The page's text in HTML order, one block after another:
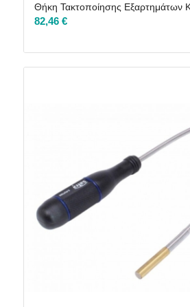
Θήκη Τακτοποίησης Εξαρτημάτων
82,46 €